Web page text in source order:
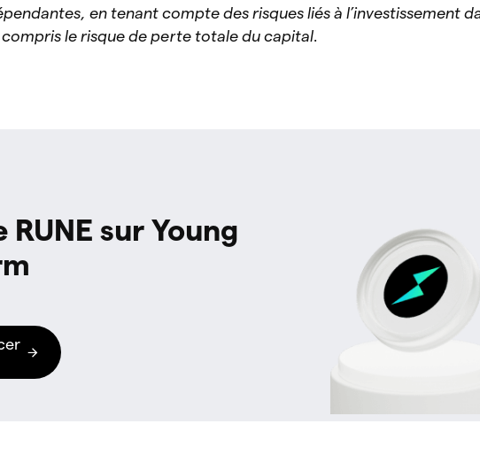
en tenant compte des risques liés à l’investissement
le risque de perte totale du capital.
RUNE sur Young